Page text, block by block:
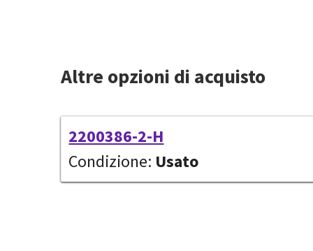
Altre opzioni di acquisto
2200386-2-H
Condizione: Usato